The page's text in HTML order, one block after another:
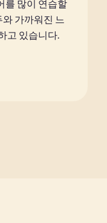
를 많이 연습할
와 가까워진 느
고 있습니다.